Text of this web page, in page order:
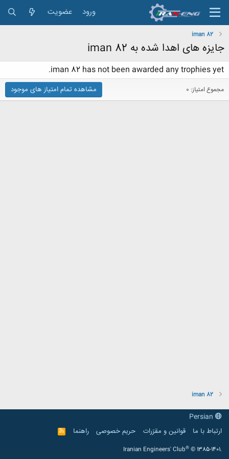
ورود عضویت
iman 82
جایزه های اهدا شده به iman 82
iman 82 has not been awarded any trophies yet.
مجموع امتیاز: 0 مشاهده تمام امتیاز های موجود
iman 82
ارتباط با ما
قوانین و مقرّرات حریم خصوصی راهنما
R
S
Iranian Engineers' Club® © 1385-1401.